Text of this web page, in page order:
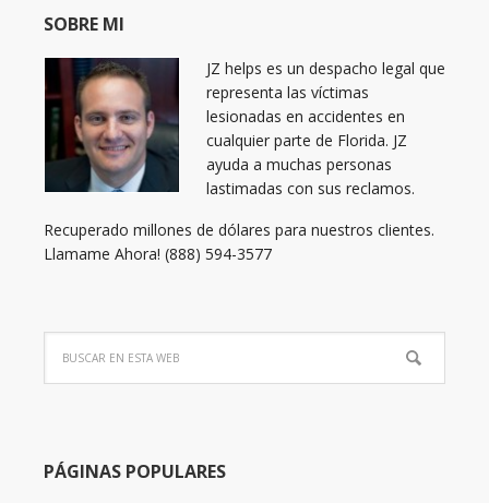
SOBRE MI
JZ helps es un despacho legal que
representa las víctimas
lesionadas en accidentes en
cualquier parte de Florida. JZ
ayuda a muchas personas
lastimadas con sus reclamos.
Recuperado millones de dólares para nuestros clientes.
Llamame Ahora! (888) 594-3577
PÁGINAS POPULARES